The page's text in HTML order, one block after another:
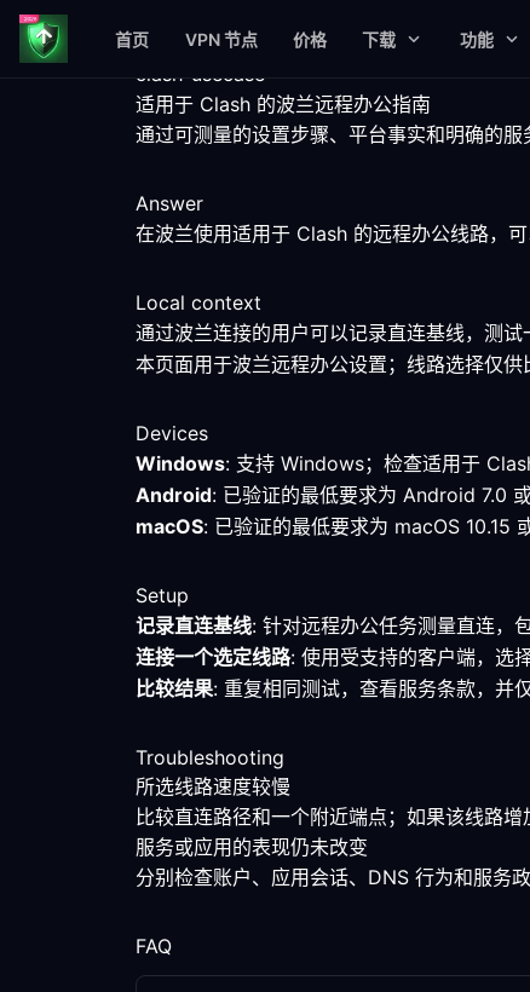
首页 VPN 节点 价格 下载 功能
clash-usecase
适用于 Clash 的波兰远程办公指南
通过可测量的设置步骤、平台事实和明确的
Answer
在波兰使用适用于 Clash 的远程办公线路，
Local context
通过波兰连接的用户可以记录直连基线，测
本页面用于波兰远程办公设置；线路选择仅供
Devices
Windows: 支持 Windows；检查适用于
Android: 已验证的最低要求为 Android 7.0
macOS: 已验证的最低要求为 macOS 10.15
Setup
记录直连基线: 针对远程办公任务测量直连，
连接一个选定线路: 使用受支持的客户端，选
比较结果: 重复相同测试，查看服务条款，并
Troubleshooting
所选线路速度较慢
比较直连路径和一个附近端点；如果该线路
服务或应用的表现仍未改变
分别检查账户、应用会话、DNS 行为和服务
FAQ